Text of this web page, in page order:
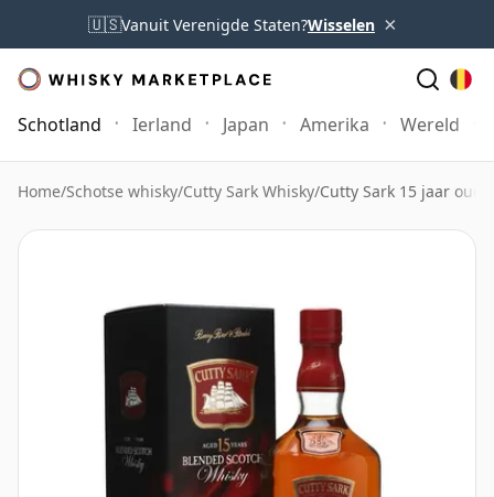
🇺🇸Vanuit Verenigde Staten?Wisselen ×
Schotland Ierland Japan Amerika Wereld
Home/Schotse whisky/Cutty Sark Whisky/Cutty Sark 15 jaar oud